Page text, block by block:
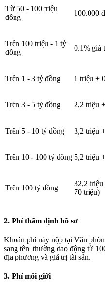
Từ 50 - 100 triệu
đồng
100.000
Trên 100 triệu - 1 tỷ
đồng
0,1% giá
Trên 1 - 3 tỷ đồng 1 triệu +
Trên 3 - 5 tỷ đồng 2,2 triệu
Trên 5 - 10 tỷ đồng 3,2 triệu
Trên 10 - 100 tỷ đồng 5,2 triệu
Trên 100 tỷ đồng
32,2
70 triệu)
2. Phí thẩm định hồ sơ
Khoản phí này nộp tại Văn
sang tên, thường dao động từ
địa phương và giá trị tài sản.
3. Phí môi giới